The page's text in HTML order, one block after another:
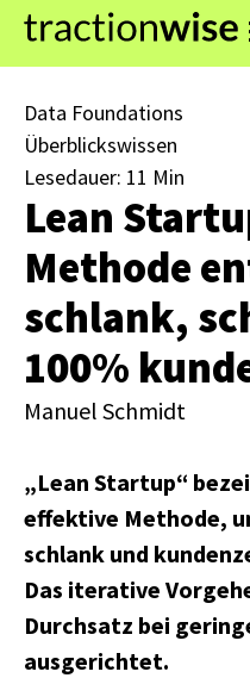
Data Foundations
Überblickswissen
Lesedauer: 11 Min
Lean
Methode
schlank,
100%
Manuel Schmidt
„Lean Startup“
effektive Methode,
schlank und
Das iterative
Durchsatz bei
ausgerichtet.